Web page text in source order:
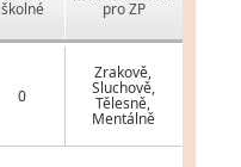
školné pro ZP
0
Zrakově,
Sluchově,
Tělesně,
Mentálně